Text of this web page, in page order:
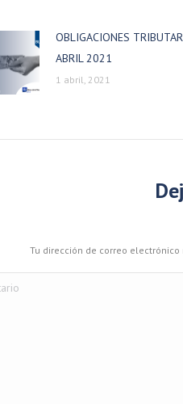
OBLIGACIONES
ABRIL 2021
1 abril, 2021
Tu dirección de correo